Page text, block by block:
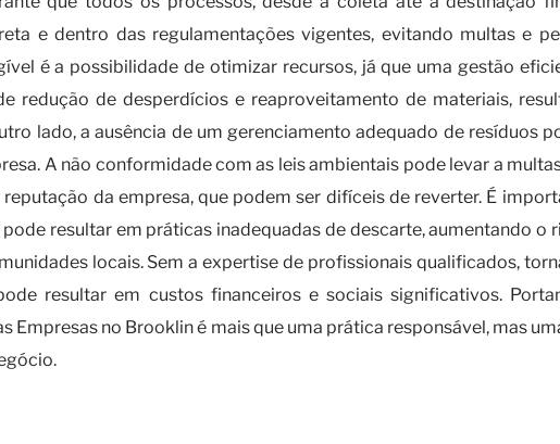
e dentro das regulamentações vigentes, evitando multas e
é a possibilidade de otimizar recursos, já que uma gestão
redução de desperdícios e reaproveitamento de materiais,
lado, a ausência de um gerenciamento adequado de resíduos
A não conformidade com as leis ambientais pode levar a
da empresa, que podem ser difíceis de reverter. É
resultar em práticas inadequadas de descarte, aumentando
locais. Sem a expertise de profissionais qualificados,
resultar em custos financeiros e sociais significativos.
Empresas no Brooklin é mais que uma prática responsável, mas